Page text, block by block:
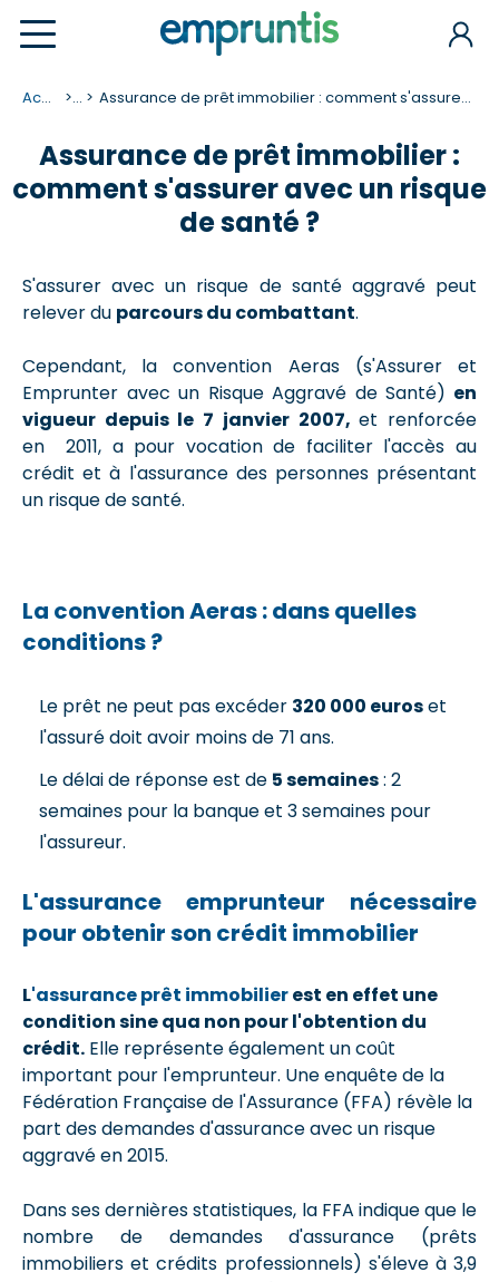
Accueil ... Assurance de prêt immobilier : comment s'assurer avec un risque de santé ?
Assurance de prêt immobilier :
comment s'assurer avec un risque
de santé ?
S'assurer avec un risque de santé aggravé peut
relever du parcours du combattant.
Cependant, la convention Aeras (s'Assurer et
Emprunter avec un Risque Aggravé de Santé) en
vigueur depuis le 7 janvier 2007,et renforcée
en 2011, a pour vocation de faciliter l'accès au
crédit et à l'assurance des personnes présentant
un risque de santé.
La convention Aeras : dans quelles
conditions ?
Le prêt ne peut pas excéder 320 000 euroset
l'assuré doit avoir moins de 71 ans.
Le délai de réponse est de 5 semaines: 2
semaines pour la banque et 3 semaines pour
l'assureur.
L'assurance emprunteur nécessaire
pour obtenir son crédit immobilier
L'assurance prêt immobilierest en effet une
condition sine qua non pour l'obtention du
crédit. Elle représente également un coût
important pour l'emprunteur. Une enquête de la
Fédération Française de l'Assurance (FFA) révèle la
part des demandes d'assurance avec un risque
aggravé en 2015.
Dans ses dernières statistiques, la FFA indique que le
nombre de demandes d'assurance (prêts
immobiliers et crédits professionnels) s'éleve à 3,9